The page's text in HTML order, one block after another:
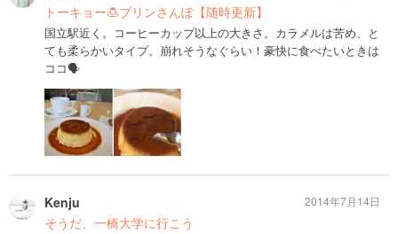
トーキョー🍮プリンさんぽ【随時更新】
国立駅近く。コーヒーカップ以上の大きさ。カラメルは苦め、と
ても柔らかいタイプ。崩れそうなぐらい！豪快に食べたいときは
ココ🗣
Kenju
そうだ、一橋大学に行こう
2014年7月14日